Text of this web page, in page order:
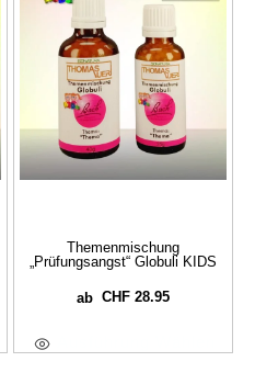
Themenmischung
„Prüfungsangst“ Globuli KIDS
ab CHF28.95